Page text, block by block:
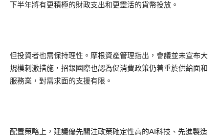
下半年將有更積極的財政支出和更靈活的貨幣投放。
但投資者也需保持理性。摩根資產管理指出，會議並未宣布大
規模刺激措施，招銀國際也認為促消費政策仍着重於供給面和
服務業，對需求面的支援有限。
配置策略上，建議優先關注政策確定性高的AI科技、先進製造